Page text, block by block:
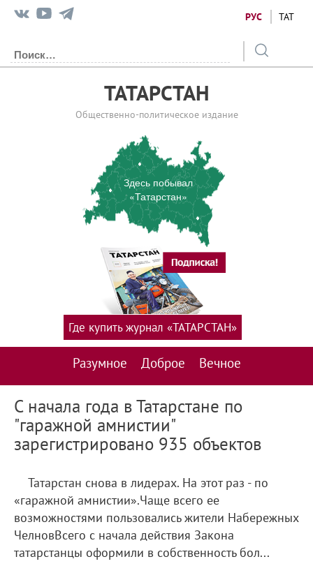
РУС ТАТ
ТАТАРСТАН
Общественно-политическое издание
Здесь побывал
«Татарстан»
Разумное Доброе Вечное
Где купить журнал «ТАТАРСТАН»
С начала года в Татарстане по
"гаражной амнистии"
зарегистрировано 935 объектов
Татарстан снова в лидерах. На этот раз - по
«гаражной амнистии».Чаще всего ее
возможностями пользовались жители Набережных
ЧелновВсего с начала действия Закона
татарстанцы оформили в собственность бол...